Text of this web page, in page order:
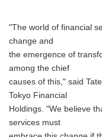
"The world of financial
change and
the emergence of
among the chief
causes of this," said
Tokyo Financial
Holdings. "We believe
services must